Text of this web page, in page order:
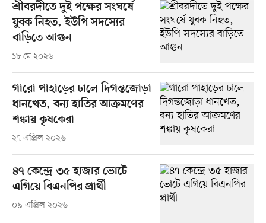
শ্রীবরদীতে দুই পক্ষের সংঘর্ষে
যুবক নিহত, ইউপি সদস্যের
বাড়িতে আগুন
১৮ মে ২০২৬
গারো পাহাড়ের ঢালে দিগন্তজোড়া
ধানখেত, বন্য হাতির আক্রমণের
শঙ্কায় কৃষকেরা
২৭ এপ্রিল ২০২৬
৪৭ কেন্দ্রে ৩৫ হাজার ভোটে
এগিয়ে বিএনপির প্রার্থী
০৯ এপ্রিল ২০২৬